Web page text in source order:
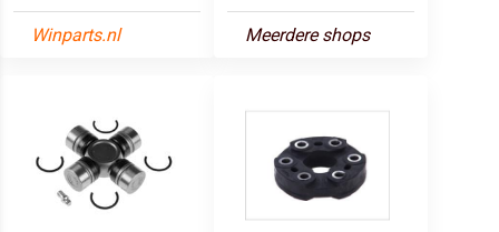
Winparts.nl Meerdere shops